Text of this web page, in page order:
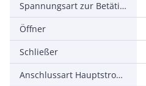
Spannungsart zur Betätigung
Öffner
Schließer
Anschlussart Hauptstromkreis